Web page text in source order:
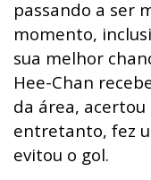
passando a ser
momento,
sua melhor
Hee-Chan
da área,
entretanto, fez
evitou o gol.